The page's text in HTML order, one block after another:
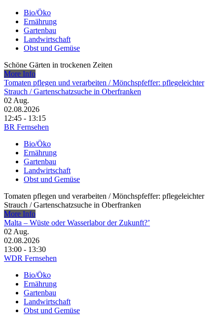
Bio/Öko
Ernährung
Gartenbau
Landwirtschaft
Obst und Gemüse
Schöne Gärten in trockenen Zeiten
More Info
Tomaten pflegen und verarbeiten /​ Mönchspfeffer: pflegeleichter
Strauch /​ Gartenschatzsuche in Oberfranken
02 Aug.
02.08.2026
12:45 - 13:15
BR Fernsehen
Bio/Öko
Ernährung
Gartenbau
Landwirtschaft
Obst und Gemüse
Tomaten pflegen und verarbeiten /​ Mönchspfeffer: pflegeleichter
Strauch /​ Gartenschatzsuche in Oberfranken
More Info
Malta – Wüste oder Wasserlabor der Zukunft?’
02 Aug.
02.08.2026
13:00 - 13:30
WDR Fernsehen
Bio/Öko
Ernährung
Gartenbau
Landwirtschaft
Obst und Gemüse